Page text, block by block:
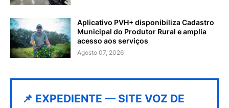
Aplicativo PVH+ disponibiliza Cadastro
Municipal do Produtor Rural e amplia
acesso aos serviços
Agosto 07, 2026
📌 EXPEDIENTE — SITE VOZ DE